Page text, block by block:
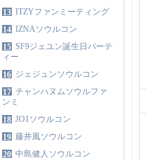
13 ITZYファンミーティング
14 IZNAソウルコン
15 SF9ジェユン誕生日パーテ
ィー
16 ジェジュンソウルコン
17 チャンハヌムソウルファ
ンミ
18 JO1ソウルコン
19 藤井風ソウルコン
20 中島健人ソウルコン